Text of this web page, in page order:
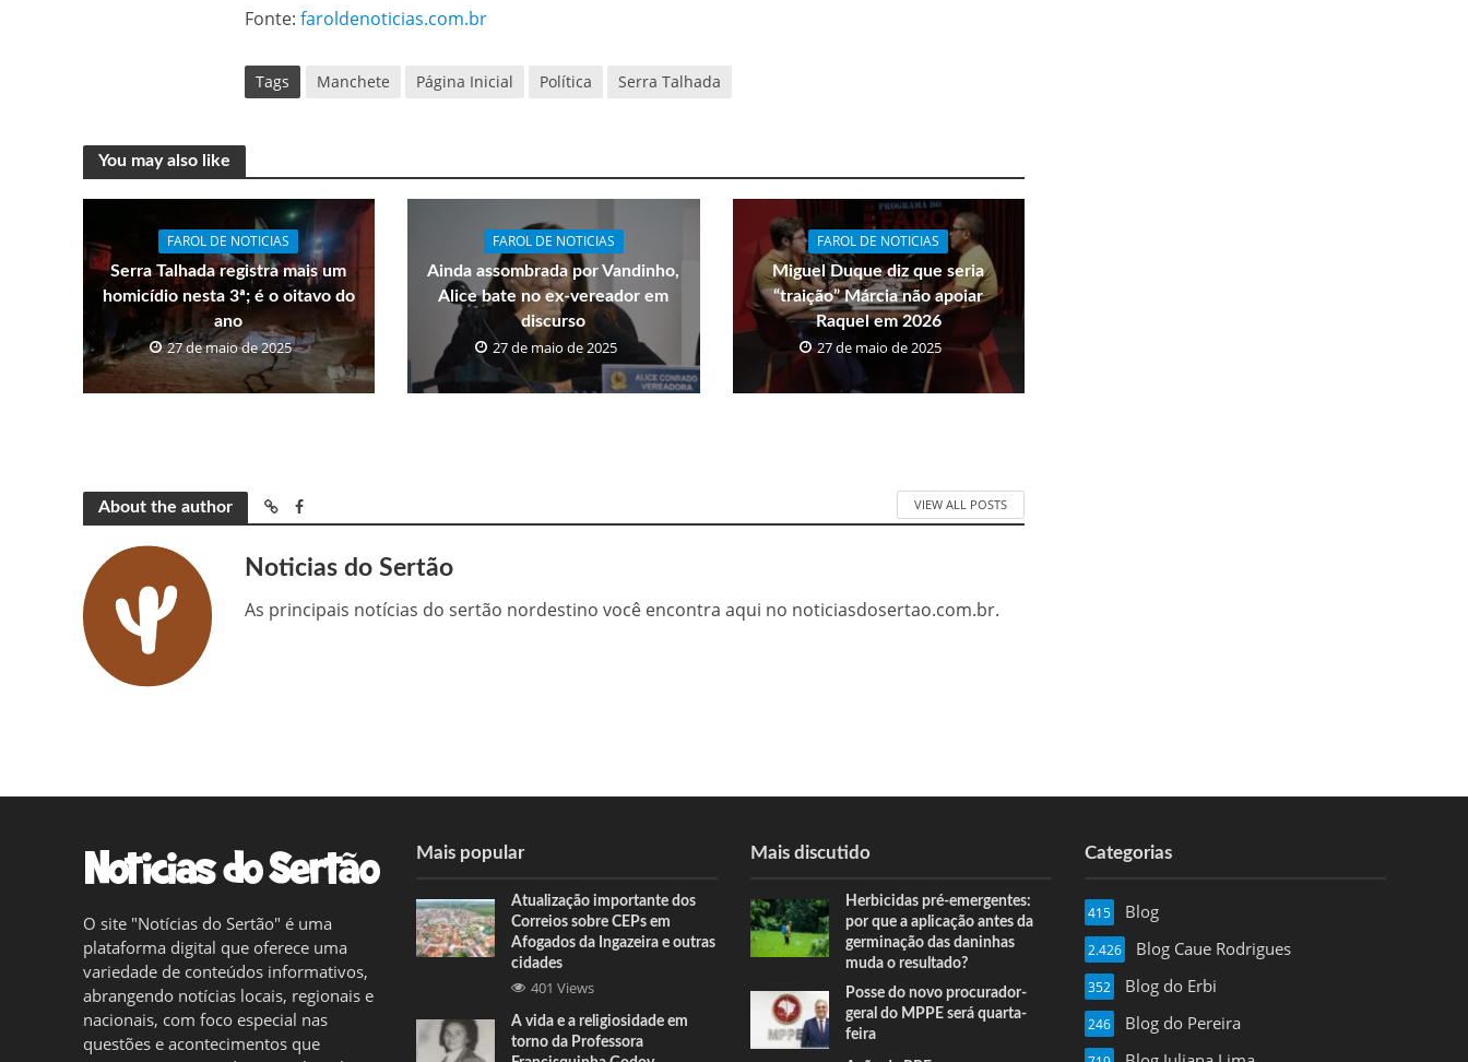
Fonte:faroldenoticias.com.br
Tags Manchete Página Inicial Política Serra Talhada
You may also like
FAROL DE NOTICIAS
Serra Talhada registra mais um
homicídio nesta 3ª; é o oitavo do
ano
27 de maio de 2025
FAROL DE NOTICIAS
Ainda assombrada por Vandinho,
Alice bate no ex-vereador em
discurso
27 de maio de 2025
FAROL DE NOTICIAS
Miguel Duque diz que seria
“traição” Márcia não apoiar
Raquel em 2026
27 de maio de 2025
About the author VIEW ALL POSTS
Noticias do Sertão
As principais notícias do sertão nordestino você encontra aqui no noticiasdosertao.com.br.
O site "Notícias do Sertão" é uma
plataforma digital que oferece uma
variedade de conteúdos informativos,
abrangendo notícias locais, regionais e
nacionais, com foco especial nas
questões e acontecimentos que
Mais popular
Atualização importante dos
Correios sobre CEPs em
Afogados da Ingazeira e outras
cidades
401 Views
A vida e a religiosidade em
torno da Professora
Mais discutido
Herbicidas pré-emergentes:
por que a aplicação antes da
germinação das daninhas
muda o resultado?
Posse do novo procurador-
geral do MPPE será quarta-
feira
Categorias
Blog
415
Blog Caue Rodrigues
2.426
Blog do Erbi
352
Blog do Pereira
246